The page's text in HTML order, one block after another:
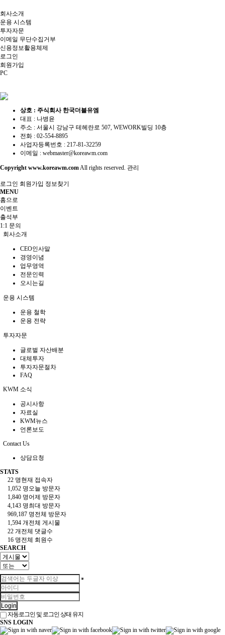
회사소개
운용 시스템
투자자문
이메일 무단수집거부
신용정보활용체제
로그인
회원가입
PC
상호 : 주식회사 한국더블유엠
대표 : 나병윤
주소 : 서울시 강남구 테헤란로 507, WEWORK빌딩 10층
전화 : 02-554-8895
사업자등록번호 : 217-81-32259
이메일 : webmaster@koreawm.com
Copyright www.koreawm.comAll rights reserved. 관리
로그인 회원가입 정보찾기
MENU
홈으로
이벤트
출석부
1:1 문의
회사소개
CEO인사말
경영이념
업무영역
전문인력
오시는길
운용 시스템
운용 철학
운용 전략
투자자문
글로벌 자산배분
대체투자
투자자문절차
FAQ
KWM 소식
공시사항
자료실
KWM뉴스
언론보도
Contact Us
상담요청
STATS
22 명현재 접속자
1,052 명오늘 방문자
1,840 명어제 방문자
4,143 명최대 방문자
969,187 명전체 방문자
1,594 개전체 게시물
22 개전체 댓글수
16 명전체 회원수
SEARCH
Login
자동로그인 및 로그인 상태 유지
SNS LOGIN